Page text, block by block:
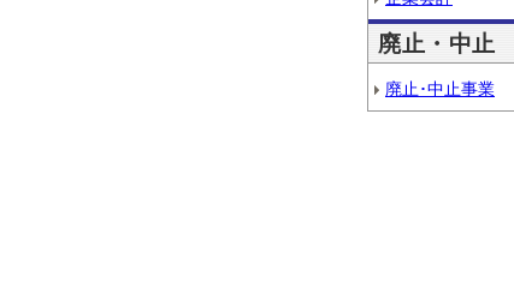
廃止・中止
廃止･中止事業